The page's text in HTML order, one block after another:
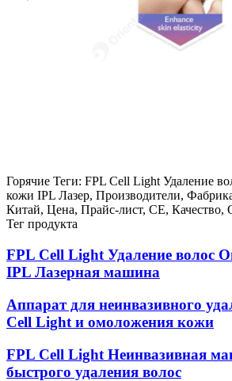
Горячие Теги: FPL Cell Light Удаление
кожи IPL Лазер, Производители,
Китай, Цена, Прайс-лист, CE, Качество,
Тег продукта
FPL Cell Light Удаление волос
IPL Лазерная машина
Аппарат для неинвазивного
Cell Light и омоложения кожи
FPL Cell Light Неинвазивная
быстрого удаления волос